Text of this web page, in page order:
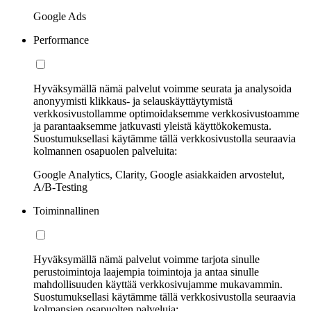
Google Ads
Performance
Hyväksymällä nämä palvelut voimme seurata ja analysoida
anonyymisti klikkaus- ja selauskäyttäytymistä
verkkosivustollamme optimoidaksemme verkkosivustoamme
ja parantaaksemme jatkuvasti yleistä käyttökokemusta.
Suostumuksellasi käytämme tällä verkkosivustolla seuraavia
kolmannen osapuolen palveluita:
Google Analytics, Clarity, Google asiakkaiden arvostelut,
A/B-Testing
Toiminnallinen
Hyväksymällä nämä palvelut voimme tarjota sinulle
perustoimintoja laajempia toimintoja ja antaa sinulle
mahdollisuuden käyttää verkkosivujamme mukavammin.
Suostumuksellasi käytämme tällä verkkosivustolla seuraavia